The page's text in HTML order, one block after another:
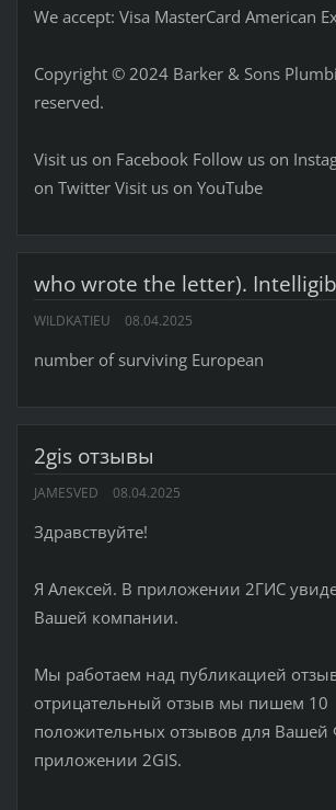
We accept: Visa MasterCard American
Copyright © 2024 Barker & Sons
reserved.
Visit us on Facebook Follow us on
on Twitter Visit us on YouTube
who wrote the letter).
WILDKATIEU 08.04.2025
number of surviving European
2gis отзывы
JAMESVED 08.04.2025
Здравствуйте!
Я Алексей. В приложении 2ГИС
Вашей компании.
Мы работаем над публикацией
отрицательный отзыв мы пишем 10
положительных отзывов для
приложении 2GIS.